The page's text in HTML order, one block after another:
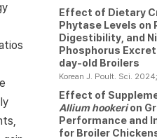
Effect of Dietary
Phytase Levels on
Digestibility, and
Phosphorus
day-old Broilers
Korean J. Poult. Sci.
Effect of
Allium hookerion
Performance and
for Broiler